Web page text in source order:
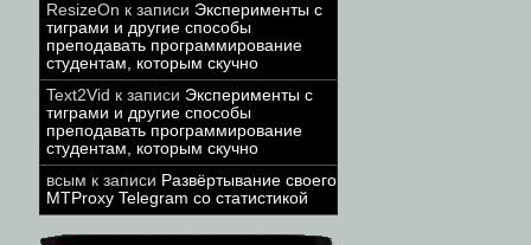
ResizeOn к записи Эксперименты с
тиграми и другие способы
преподавать программирование
студентам, которым скучно
Text2Vid к записи Эксперименты с
тиграми и другие способы
преподавать программирование
студентам, которым скучно
всым к записи Развёртывание своего
MTProxy Telegram со статистикой